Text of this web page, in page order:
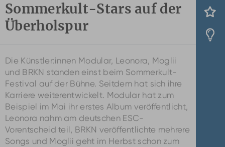
Sommerkult-Stars auf der
Überholspur
Die Künstler:innen Modular, Leonora, Moglii
und BRKN standen einst beim Sommerkult-
Festival auf der Bühne. Seitdem hat sich ihre
Karriere weiterentwickelt. Modular hat zum
Beispiel im Mai ihr erstes Album veröffentlicht,
Leonora nahm am deutschen ESC-
Vorentscheid teil, BRKN veröffentlichte mehrere
Songs und Moglii geht im Herbst schon zum